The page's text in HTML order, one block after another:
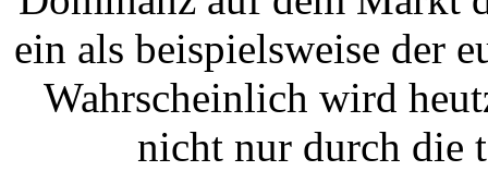
ein als beispielsweise der
Wahrscheinlich wird
nicht nur durch die